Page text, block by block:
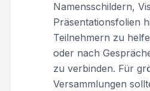
Namensschildern,
Präsentationsfolien
Teilnehmern zu
oder nach
zu verbinden. Für
Versammlungen